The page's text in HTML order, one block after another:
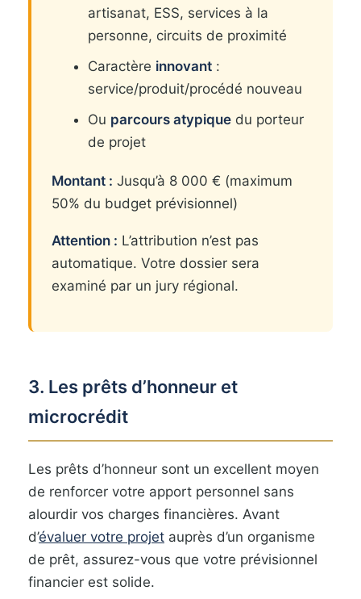
artisanat, ESS, services à la
personne, circuits de proximité
Caractère innovant :
service/produit/procédé nouveau
Ou parcours atypique du porteur
de projet
Montant : Jusqu’à 8 000 € (maximum
50% du budget prévisionnel)
Attention : L’attribution n’est pas
automatique. Votre dossier sera
examiné par un jury régional.
3. Les prêts d’honneur et
microcrédit
Les prêts d’honneur sont un excellent moyen
de renforcer votre apport personnel sans
alourdir vos charges financières. Avant
d’évaluer votre projet auprès d’un organisme
de prêt, assurez-vous que votre prévisionnel
financier est solide.